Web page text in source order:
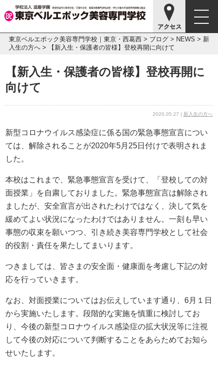
東京ベルエポック美容専門学校｜東京・西葛西> ブログ> NEWS > 新
入生の方へ> 【新入生・保護者の皆様】登校再開に向けて
【新入生・保護者の皆様】登校再開に
向けて
2020.05.27 | 新入生の方へ
新型コロナウイルス感染症に係る国の緊急事態宣言につい
ては、解除されることが2020年5月25日付けで表明されま
した。
本校はこれまで、緊急事態宣言を受けて、「登校しての対
面授業」を自粛しておりました。緊急事態宣言は解除され
ましたが、安全宣言が出されたわけではなく、決して気を
緩めてよい状況になったわけではありません。一刻も早い
事態の収束を願いつつ、引き続き美容専門学校として社会
的役割・責任を果たしてまいります。
つきましては、皆さまの安全面・健康面を考慮し下記の対
応を行っていきます。
なお、対面授業についてはお伝えしています通り、6月１日
から実施いたします。段階的な実施を慎重に検討してお
り、今後の新型コロナウイルス感染症の拡大状況等に注視
して今後の対応について判断することをあらためてお知ら
せいたします。